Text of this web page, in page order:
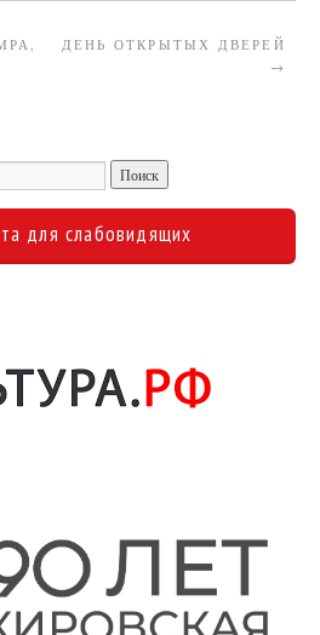
ДЕНЬ ОТКРЫТЫХ ДВЕРЕЙ
→
для слабовидящих